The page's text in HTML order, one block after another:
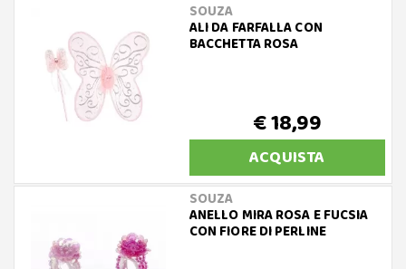
SOUZA
ALI DA FARFALLA CON
BACCHETTA ROSA
€ 18,99
ACQUISTA
SOUZA
ANELLO MIRA ROSA E FUCSIA
CON FIORE DI PERLINE